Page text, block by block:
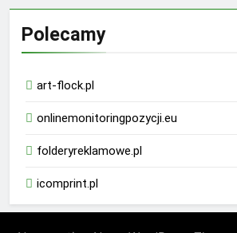
Polecamy
art-flock.pl
onlinemonitoringpozycji.eu
folderyreklamowe.pl
icomprint.pl